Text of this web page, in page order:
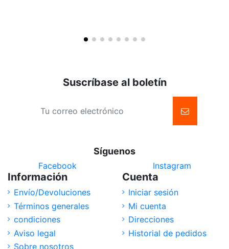
Suscríbase al boletín
Síguenos
Facebook Instagram
Información
Envío/Devoluciones
Términos generales
condiciones
Aviso legal
Sobre nosotros
Cuenta
Iniciar sesión
Mi cuenta
Direcciones
Historial de pedidos